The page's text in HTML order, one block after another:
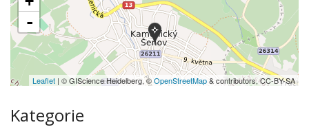
-
Leaflet | © GIScience Heidelberg, ©OpenStreetMap& contributors, CC-BY-SA
Kategorie